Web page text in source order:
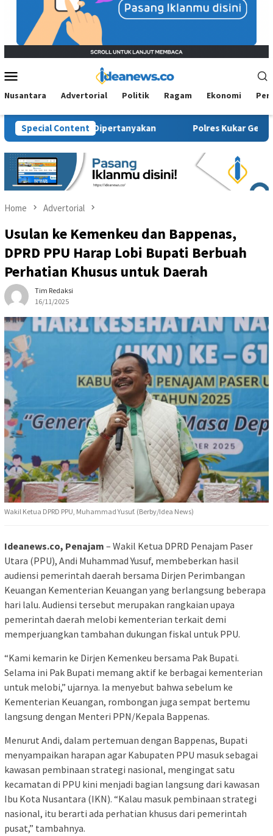
Menu
Nusantara Advertorial Politik Ragam Ekonomi
Special Content
Kembali Dipertanyakan Polres Kukar Geledah Rumah
Home Advertorial
Usulan ke Kemenkeu dan Bappenas,
DPRD PPU Harap Lobi Bupati Berbuah
Perhatian Khusus untuk Daerah
Tim Redaksi
16/11/2025
Wakil Ketua DPRD PPU, Muhammad Yusuf. (Berby/Idea News)
Ideanews.co, Penajam – Wakil Ketua DPRD Penajam Paser
Utara (PPU), Andi Muhammad Yusuf, membeberkan hasil
audiensi pemerintah daerah bersama Dirjen Perimbangan
Keuangan Kementerian Keuangan yang berlangsung beberapa
hari lalu. Audiensi tersebut merupakan rangkaian upaya
pemerintah daerah melobi kementerian terkait demi
memperjuangkan tambahan dukungan fiskal untuk PPU.
“Kami kemarin ke Dirjen Kemenkeu bersama Pak Bupati.
Selama ini Pak Bupati memang aktif ke berbagai kementerian
untuk melobi,” ujarnya. Ia menyebut bahwa sebelum ke
Kementerian Keuangan, rombongan juga sempat bertemu
langsung dengan Menteri PPN/Kepala Bappenas.
Menurut Andi, dalam pertemuan dengan Bappenas, Bupati
menyampaikan harapan agar Kabupaten PPU masuk sebagai
kawasan pembinaan strategi nasional, mengingat satu
kecamatan di PPU kini menjadi bagian langsung dari kawasan
Ibu Kota Nusantara (IKN). “Kalau masuk pembinaan strategi
nasional, itu berarti ada perhatian khusus dari pemerintah
pusat,” tambahnya.